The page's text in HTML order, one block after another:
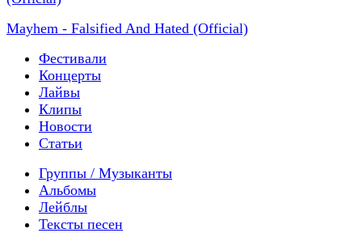
Mayhem - Falsified And Hated (Official)
Фестивали
Концерты
Лайвы
Клипы
Новости
Статьи
Группы / Музыканты
Альбомы
Лейблы
Тексты песен